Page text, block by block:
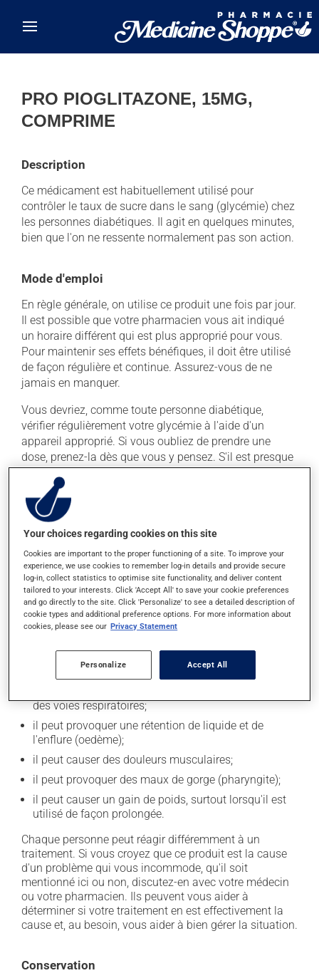
PRO PIOGLITAZONE, 15MG,
COMPRIME
Description
Ce médicament est habituellement utilisé pour
contrôler le taux de sucre dans le sang (glycémie) chez
les personnes diabétiques. Il agit en quelques minutes,
bien que l'on ne ressente normalement pas son action.
Mode d'emploi
En règle générale, on utilise ce produit une fois par jour.
Il est possible que votre pharmacien vous ait indiqué
un horaire différent qui est plus approprié pour vous.
Pour maintenir ses effets bénéfiques, il doit être utilisé
de façon régulière et continue. Assurez-vous de ne
jamais en manquer.
Vous devriez, comme toute personne diabétique,
vérifier régulièrement votre glycémie à l'aide d'un
appareil approprié. Si vous oubliez de prendre une
dose, prenez-la dès que vous y pensez. S'il est presque
l'heure de votre dose suivante, laissez simplement
tomber la dose oubliée. Ne doublez pas la dose
suivante pour tenter de vous rattraper.
Ce médicament peut être pris avec ou sans nourriture,
sans égard aux repas ou aux collations.
Effets indésirables
En plus de ses effets recherchés, ce produit peut à
l'occasion entraîner certains effets indésirables (effets
il peut causer des maux de tête;
des voies respiratoires;
il peut provoquer une rétention de liquide et de
l'enflure (oedème);
il peut causer des douleurs musculaires;
il peut provoquer des maux de gorge (pharyngite);
il peut causer un gain de poids, surtout lorsqu'il est
utilisé de façon prolongée.
Chaque personne peut réagir différemment à un
traitement. Si vous croyez que ce produit est la cause
d'un problème qui vous incommode, qu'il soit
mentionné ici ou non, discutez-en avec votre médecin
ou votre pharmacien. Ils peuvent vous aider à
déterminer si votre traitement en est effectivement la
cause et, au besoin, vous aider à bien gérer la situation.
Conservation
Your choices regarding cookies on this site
Cookies are important to the proper functioning of a site. To improve your
experience, we use cookies to remember log-in details and provide secure
log-in, collect statistics to optimise site functionality, and deliver content
tailored to your interests. Click 'Accept All' to save your cookie preferences
and go directly to the site. Click 'Personalize' to see a detailed description of
cookie types and additional preference options. For more information about
cookies, please see our Privacy Statement
Personalize Accept All